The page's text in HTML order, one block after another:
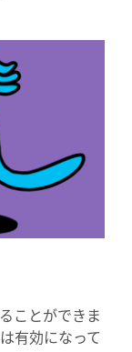
ことができま
有効になって